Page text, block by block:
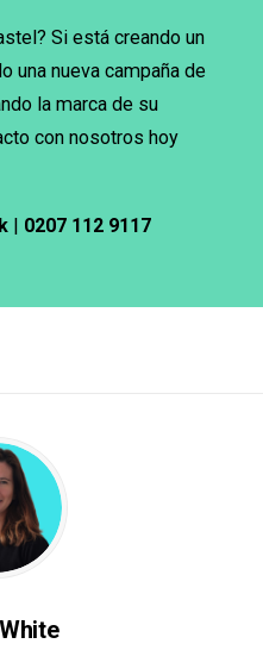
Si está creando un
una nueva campaña de
la marca de su
con nosotros hoy
| 0207 112 9117